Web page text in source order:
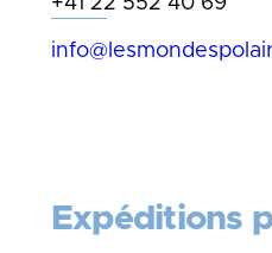
Expéditions